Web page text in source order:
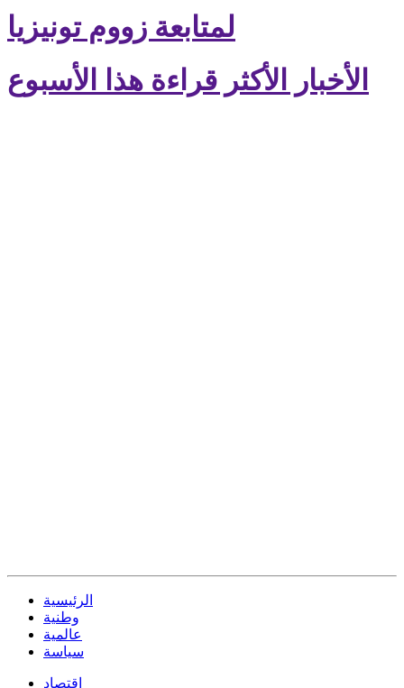
لمتابعة زووم تونيزيا
الأخبار الأكثر قراءة هذا الأسبوع
الرئيسية
وطنية
عالمية
سياسة
إقتصاد